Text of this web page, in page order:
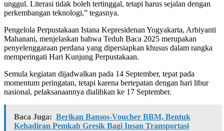
unggul. Literasi tidak boleh tertinggal, tetapi harus sejalan dengan
perkembangan teknologi,” tegasnya.
Pengelola Perpustakaan Istana Kepresidenan Yogyakarta, Arbiyanti
Mahanani, menjelaskan bahwa Teduh Baca 2025 merupakan
penyelenggaraan perdana yang dipersiapkan khusus dalam rangka
memperingati Hari Kunjung Perpustakaan.
Semula kegiatan dijadwalkan pada 14 September, tepat pada
momentum peringatan, tetapi karena bertepatan dengan hari libur
nasional, pelaksanaannya dialihkan ke 17 September.
Baca Juga: Berikan Bansos-Voucher BBM, Bentuk
Kehadiran Pemkab Gresik Bagi Insan Transportasi